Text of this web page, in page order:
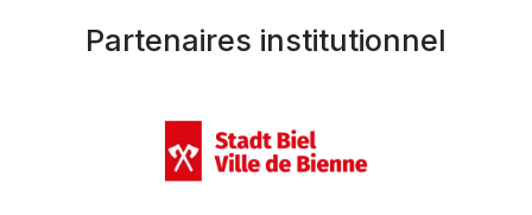
Partenaires institutionnel